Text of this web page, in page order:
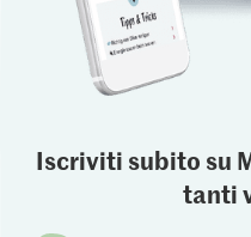
Iscriviti subito su
tanti